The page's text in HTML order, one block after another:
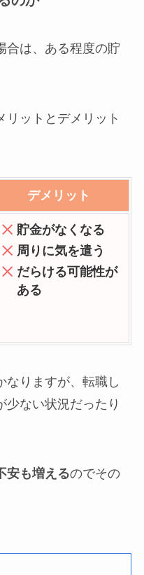
合は、ある程度の貯
リットとデメリット
デメリット
貯金がなくなる
周りに気を遣う
だらける可能性が
ある
なりますが、転職し
少ない状況だったり
安も増えるのでその